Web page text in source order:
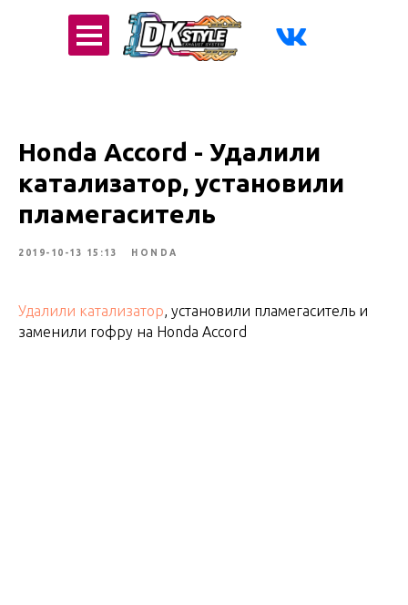
Honda Accord - Удалили
катализатор, установили
пламегаситель
2019-10-13 15:13 HONDA
Удалили катализатор, установили пламегаситель и
заменили гофру на Honda Accord